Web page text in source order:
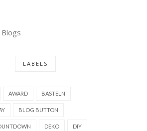
LABELS
AWARD BASTELN
BLOG BUTTON
DEKO DIY